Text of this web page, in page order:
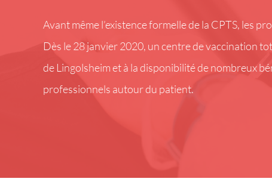
Avant même l’existence formelle de la CPTS, les
Dès le 28 janvier 2020, un centre de vaccination
de Lingolsheim et à la disponibilité de nombreux
professionnels autour du patient.